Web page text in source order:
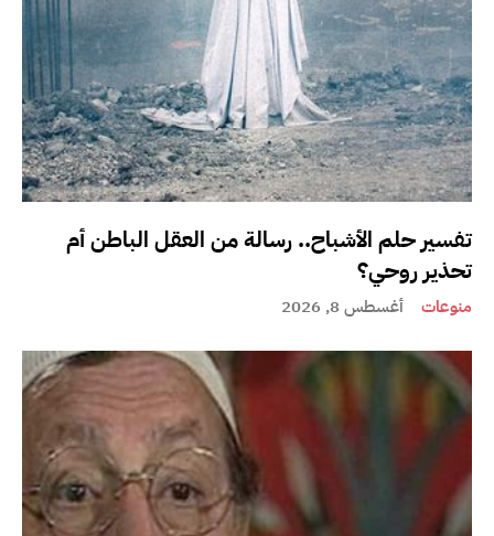
تفسير حلم الأشباح.. رسالة من العقل الباطن أم
تحذير روحي؟
منوعات أغسطس 8, 2026